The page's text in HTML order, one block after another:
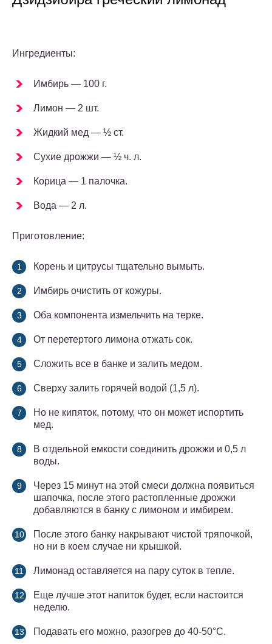
Ингредиенты:
Имбирь — 100 г.
Лимон — 2 шт.
Жидкий мед — ½ ст.
Сухие дрожжи — ½ ч. л.
Корица — 1 палочка.
Вода — 2 л.
Приготовление:
Корень и цитрусы тщательно вымыть.
Имбирь очистить от кожуры.
Оба компонента измельчить на терке.
От перетертого лимона отжать сок.
Сложить все в банке и залить медом.
Сверху залить горячей водой (1,5 л).
Но не кипяток, потому, что он может испортить
мед.
В отдельной емкости соединить дрожжи и 0,5 л
воды.
Через 15 минут на этой смеси должна появиться
шапочка, после этого растопленные дрожжи
добавляются в банку с лимоном и имбирем.
После этого банку накрывают чистой тряпочкой,
но ни в коем случае ни крышкой.
Лимонад оставляется на пару суток в тепле.
Еще лучше этот напиток будет, если настоится
неделю.
Подавать его можно, разогрев до 40-50°C.